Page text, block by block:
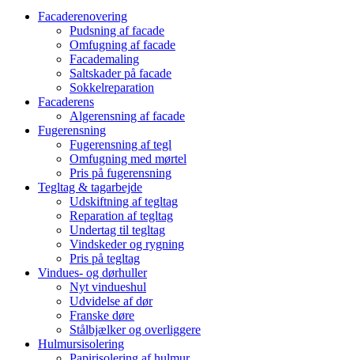
Facaderenovering
Pudsning af facade
Omfugning af facade
Facademaling
Saltskader på facade
Sokkelreparation
Facaderens
Algerensning af facade
Fugerensning
Fugerensning af tegl
Omfugning med mørtel
Pris på fugerensning
Tegltag & tagarbejde
Udskiftning af tegltag
Reparation af tegltag
Undertag til tegltag
Vindskeder og rygning
Pris på tegltag
Vindues- og dørhuller
Nyt vindueshul
Udvidelse af dør
Franske døre
Stålbjælker og overliggere
Hulmursisolering